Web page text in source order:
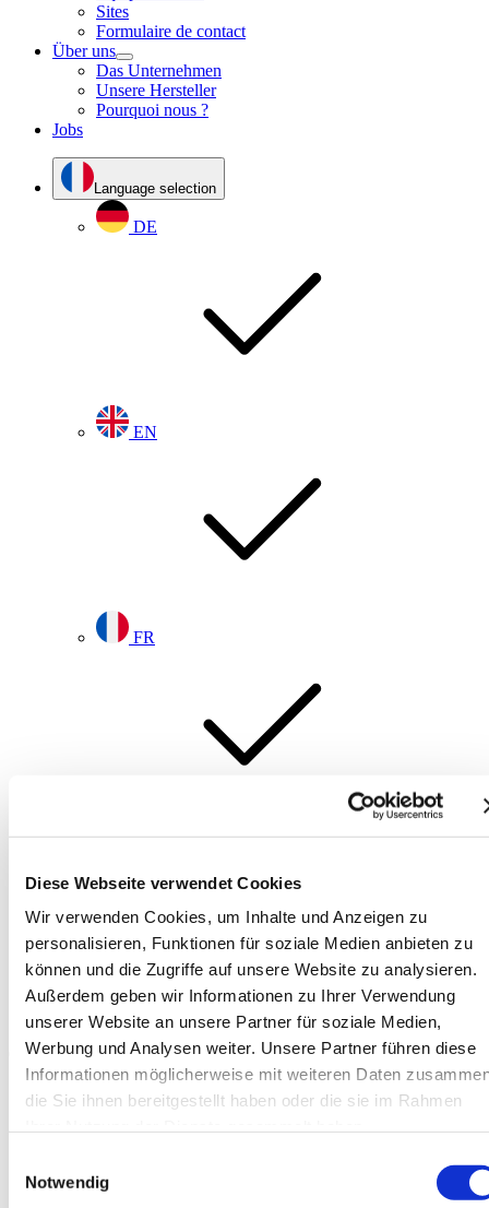
Diese Webseite verwendet Cookies
Wir verwenden Cookies, um Inhalte und Anzeigen zu
personalisieren, Funktionen für soziale Medien anbieten zu
können und die Zugriffe auf unsere Website zu analysieren.
Außerdem geben wir Informationen zu Ihrer Verwendung
unserer Website an unsere Partner für soziale Medien,
Werbung und Analysen weiter. Unsere Partner führen diese
Informationen möglicherweise mit weiteren Daten
die Sie ihnen bereitgestellt haben oder die sie im Rahmen
Notwendig
Sites
Formulaire de contact
Über uns
Das Unternehmen
Unsere Hersteller
Pourquoi nous ?
Jobs
Language selection
DE
EN
FR
NL
sahalift.com
Machines neuves
IM 12122 AC